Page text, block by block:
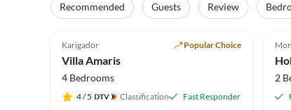
Recommended Guests Review
Top-Listing
Karigador Popular Choice
Villa Amaris
4 Bedrooms
4/ 5 Classification Fast Responder
2